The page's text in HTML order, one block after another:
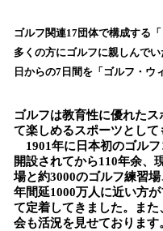
！
数
を
込
み
中
で
す
ゴルフ関連17団体で構成する
多くの方にゴルフに親しんで
日からの7日間を「ゴルフ・ウ
ゴルフは教育性に優れた
て楽しめるスポーツとして
1901年に日本初のゴル
開設されてから110年余、
場と約3000のゴルフ練習
年間延1000万人に近い方
て定着してきました。ま
会も活況を見せております